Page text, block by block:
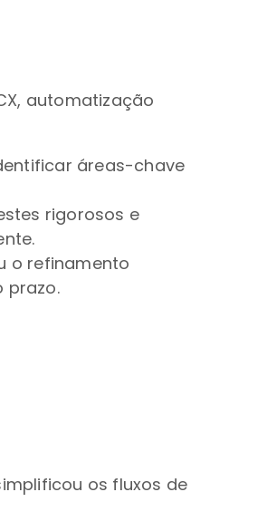
automatização
áreas-chave
rigorosos e
o refinamento
prazo.
os fluxos de